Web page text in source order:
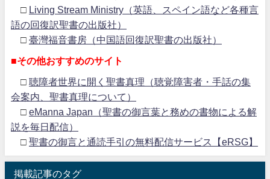
□ Living Stream Ministry（英語、スペイン語など各種言
語の回復訳聖書の出版社）
□ 臺灣福音書房（中国語回復訳聖書の出版社）
■その他おすすめのサイト
□ 聴障者世界に開く聖書真理（聴覚障害者・手話の集
会案内、聖書真理について）
□ eManna Japan（聖書の御言葉と務めの書物による解
説を毎日配信）
□ 聖書の御言と通読手引の無料配信サービス【eRSG】
掲載記事のタグ